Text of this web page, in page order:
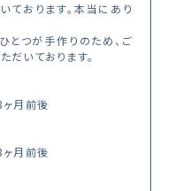
ております。本当にあり
とつが手作りのため、ご
だいております。
ヶ月前後
ヶ月前後